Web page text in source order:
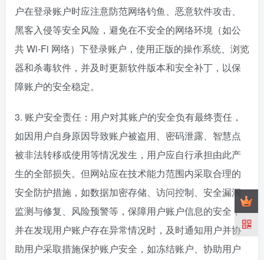
户在登录账户时应注意防范网络钓鱼、恶意软件攻击、
黑客入侵等安全风险，避免在不安全的网络环境（如公
共 Wi-Fi 网络）下登录账户，使用正版的操作系统、浏览
器和杀毒软件，并及时更新软件版本和安全补丁，以保
障账户的安全稳定。
3. 账户安全责任：用户对其账户的安全负有最终责任，
如因用户自身原因导致账户被盗用、密码泄露、智慧点
被非法转移或使用等情况发生，用户应自行承担由此产
生的全部损失。但网站应在技术能力范围内采取合理的
安全防护措施，如数据加密存储、访问控制、安全漏洞
监测与修复、风险预警等，保障用户账户信息的安全，
并在发现用户账户存在异常情况时，及时通知用户并协
助用户采取措施保护账户安全，如冻结账户、协助用户